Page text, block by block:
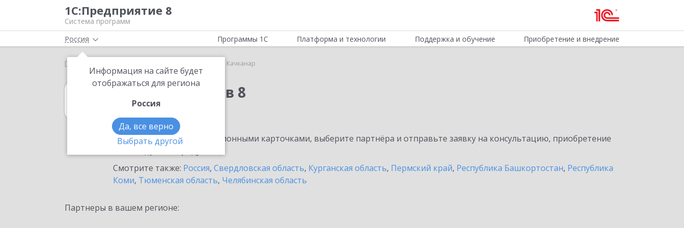
1С:Предприятие 8
Система программ
Россия
Информация на сайте будет
отображаться для региона
Россия
Да, все верно
Выбрать другой
Программы 1С Платформа и технологии Поддержка и обучение Приобретение и внедрение
Главная Качканар
1С:Свод отчетов 8
в Качканаре
Ознакомьтесь с информационными карточками, выберите партнёра и отправьте заявку на консультацию, приобретение
Смотрите также: Россия, Свердловская область, Курганская область, Пермский край, Республика Башкортостан, Республика
Коми, Тюменская область, Челябинская область
Партнеры в вашем регионе: